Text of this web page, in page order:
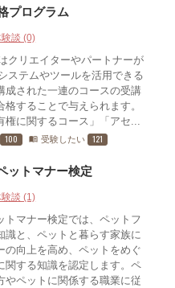
プログラム
談 (0)
クリエイターやパートナーが
ステムやツールを活用できる
成された一連のコースの受講
することで与えられます。
権に関するコース」「アセ...
100 menu_book 受験したい 121
ットマナー検定
談 (1)
トマナー検定では、ペットフ
識と、ペットと暮らす家族に
の向上を高め、ペットをめぐ
関する知識を認定します。ペ
やペットに関係する職業に従